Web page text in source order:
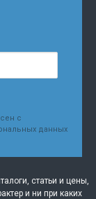
с
данных
статьи и цены,
и ни при каких